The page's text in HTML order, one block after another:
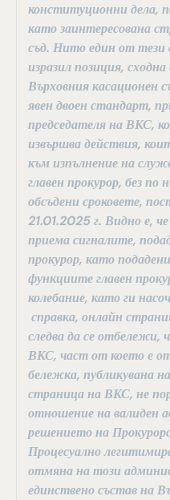
конституционни дела,
като заинтересована
съд. Нито един от тези
изразил позиция,
Върховния касационен
явен двоен стандарт,
председателя на ВКС,
извършва действия,
към изпълнение на
главен прокурор, без по
обсъдени сроковете,
21.01.2025 г. Видно е,
приема сигналите,
прокурор, като
функциите главен
колебание, като ги
справка, онлайн
следва да се
ВКС, част от което е
бележка, публикувана
страница на ВКС, не
отношение на валиден
решението на
Процесуално
отмяна на този
единствено състав на